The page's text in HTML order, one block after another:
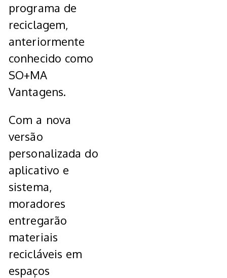
programa de
reciclagem,
anteriormente
conhecido como
SO+MA
Vantagens.
Com a nova
versão
personalizada do
aplicativo e
sistema,
moradores
entregarão
materiais
recicláveis em
espaços